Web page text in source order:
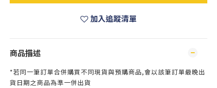
加入追蹤清單
商品描述
*若同一筆訂單合併購買不同現貨與預購商品,會以該筆訂單最晚出
貨日期之商品為準一併出貨